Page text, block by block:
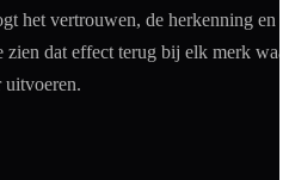
het vertrouwen, de herkenning en
zien dat effect terug bij elk merk